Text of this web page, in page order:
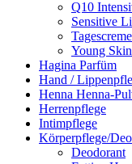
Q10
Sensitive
Young
Hagina Parfüm
Hand /
Henna Henna-
Herrenpflege
Intimpflege
Körperpflege/
Deodorant